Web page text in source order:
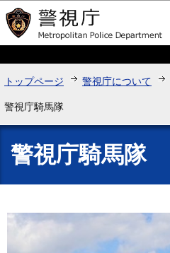
このページの
トップページ 警視庁について
警視庁騎馬隊
警視庁騎馬隊